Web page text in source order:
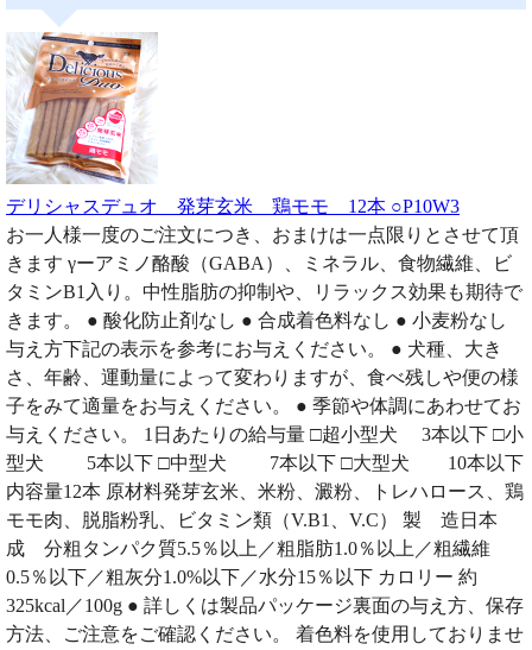
デリシャスデュオ 発芽玄米 鶏モモ 12本 ○P10W3
お一人様一度のご注文につき、おまけは一点限りとさせて頂
きます γーアミノ酪酸（GABA）、ミネラル、食物繊維、ビ
タミンB1入り。中性脂肪の抑制や、リラックス効果も期待で
きます。 ● 酸化防止剤なし ● 合成着色料なし ● 小麦粉なし
与え方下記の表示を参考にお与えください。 ● 犬種、大き
さ、年齢、運動量によって変わりますが、食べ残しや便の様
子をみて適量をお与えください。 ● 季節や体調にあわせてお
与えください。 1日あたりの給与量 □超小型犬 3本以下 □小
型犬 5本以下 □中型犬 7本以下 □大型犬 10本以下
内容量12本 原材料発芽玄米、米粉、澱粉、トレハロース、鶏
モモ肉、脱脂粉乳、ビタミン類（V.B1、V.C） 製 造日本
成 分粗タンパク質5.5％以上／粗脂肪1.0％以上／粗繊維
0.5％以下／粗灰分1.0%以下／水分15％以下 カロリー 約
325kcal／100g ● 詳しくは製品パッケージ裏面の与え方、保存
方法、ご注意をご確認ください。 着色料を使用しておりませ